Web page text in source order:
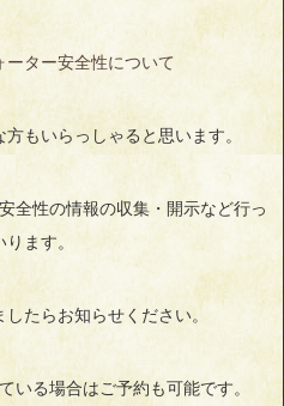
ーター安全性について
もいらっしゃると思います。
全性の情報の収集・開示など行っ
ます。
たらお知らせください。
いる場合はご予約も可能です。